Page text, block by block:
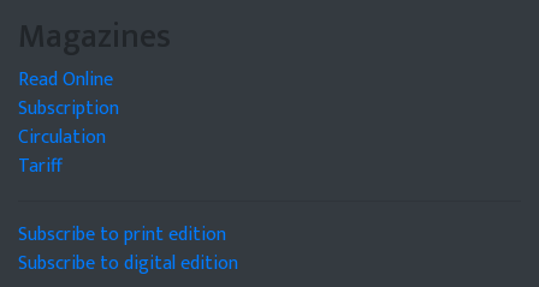
Magazines
Read Online
Subscription
Circulation
Tariff
Subscribe to print edition
Subscribe to digital edition